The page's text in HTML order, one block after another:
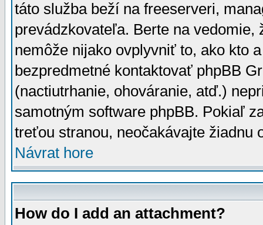
táto služba beží na freeserveri,
prevádzkovateľa. Berte na vedomie,
nemôže nijako ovplyvniť to, ako kto
bezpredmetné kontaktovať phpBB
(nactiutrhanie, ohováranie, atď.)
samotným software phpBB. Pokiaľ
treťou stranou, neočakávajte žiadnu
Návrat hore
How do I add an attachment?